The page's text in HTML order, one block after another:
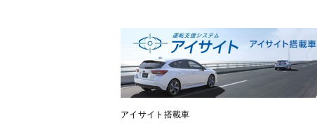
アイサイト搭載車